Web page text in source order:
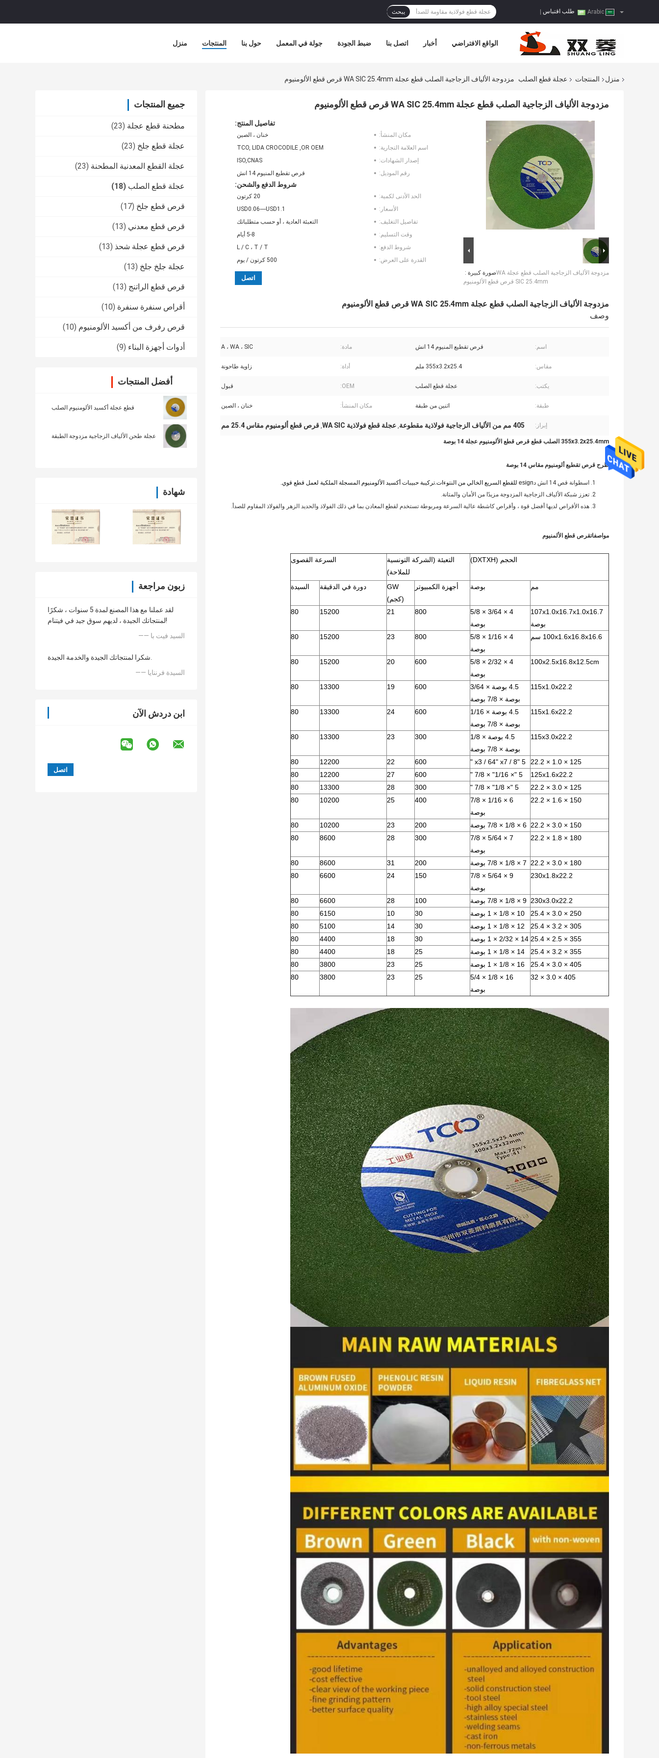
طلب اقتباس يبحث
منزل المنتجات حول بنا جولة في المعمل ضبط الجودة اتصل بنا أخبار الواقع الافتراضي
منزل المنتجات عجلة قطع الصلب مزدوجة الألياف الزجاجية الصلب قطع عجلة WA SIC 25.4mm قرص قطع الألومنيوم
جميع المنتجات
مطحنة قطع عجلة (23)
عجلة قطع جلخ (23)
عجلة القطع المعدنية المطحنة (23)
عجلة قطع الصلب (18)
قرص قطع جلخ (17)
قرص قطع معدني (13)
قرص قطع عجلة شحذ (13)
عجلة جلخ جلخ (13)
قرص قطع الراتنج (13)
أقراص سنفرة سنفرة (10)
قرص رفرف من أكسيد الألومنيوم (10)
أدوات أجهزة البناء (9)
أفضل المنتجات
قطع عجلة أكسيد الألومنيوم الصلب
عجلة طحن الألياف الزجاجية مزدوجة الطبقة
شهادة
زبون مراجعة
لقد عملنا مع هذا المصنع لمدة 5 سنوات ، شكرًا
لمنتجاتك الجيدة ، لديهم سوق جيد في فيتنام!
—— السيد فيت با
شكرا لمنتجاتك الجيدة والخدمة الجيدة.
—— السيدة فرننايا
ابن دردش الآن
مزدوجة الألياف الزجاجية الصلب قطع عجلة WA SIC 25.4mm قرص قطع الألومنيوم
صورة كبيرة :مزدوجة الألياف الزجاجية الصلب قطع عجلة WA
SIC 25.4mm قرص قطع الألومنيوم
تفاصيل المنتج:
مكان المنشأ:
خنان ، الصين
اسم العلامة التجارية:
TCO, LIDA CROCODILE ,OR OEM
إصدار الشهادات:
ISO,CNAS
رقم الموديل:
قرص تقطيع المنيوم 14 انش
شروط الدفع والشحن:
الحد الأدنى لكمية:
20 كرتون
الأسعار:
USD0.06----USD1.1
تفاصيل التغليف:
التعبئة العادية ، أو حسب متطلباتك
وقت التسليم:
5-8 أيام
شروط الدفع:
L / C ، T / T
القدرة على العرض:
500 كرتون / يوم
اتصل
مزدوجة الألياف الزجاجية الصلب قطع عجلة WA SIC 25.4mm قرص قطع الألومنيوم
وصف
اسم: قرص تقطيع المنيوم 14 انش مادة: A ، WA ، SIC
مقاس: 355x3.2x25.4 ملم أداة: زاوية طاحونة
يكتب: عجلة قطع الصلب OEM: قبول
طبقة: اثنين من طبقة مكان المنشأ: خنان ، الصين
إبراز: 405 مم من الألياف الزجاجية فولاذية مقطوعة , عجلة قطع فولاذية WA SIC , قرص قطع ألومنيوم مقاس 25.4 مم
355x3.2x25.4mm الصلب قطع قرص قطع الألومنيوم عجلة 14 بوصة
طرح قرص تقطيع ألومنيوم مقاس 14 بوصة
اسطوانة قص 14 انش د
esign للقطع السريع الخالي من النتوءات.تركيبة حبيبات أكسيد الألومنيوم المسجلة الملكية لعمل قطع قوي.
تعزز شبكة الألياف الزجاجية المزدوجة مزيدًا من الأمان والمتانة.
هذه الأقراص لديها أفضل قوة ، وأقراص كاشطة عالية السرعة ومربوطة تستخدم لقطع المعادن بما في ذلك الفولاذ والحديد الزهر والفولاذ المقاوم للصدأ.
مواصفاتقرص قطع الألمنيوم
الحجم (DXTXH)
التعبئة (الشركة التونسية
للملاحة)
السرعة القصوى
مم بوصة أجهزة الكمبيوتر
GW
(كجم)
دورة في الدقيقة السيدة
107x1.0x16.7x1.0x16.7
بوصة
4 × 3/64 × 5/8
بوصة
800
21
15200
80
100x1.6x16.8x16.6 سم
4 × 1/16 × 5/8
بوصة
800
23
15200
80
100x2.5x16.8x12.5cm
4 × 2/32 × 5/8
بوصة
600
20
15200
80
115x1.0x22.2
4.5 بوصة × 3/64
بوصة × 7/8 بوصة
600
19
13300
80
115x1.6x22.2
4.5 بوصة × 1/16
بوصة × 7/8 بوصة
600
24
13300
80
115x3.0x22.2
4.5 بوصة × 1/8
بوصة × 7/8 بوصة
300
23
13300
80
125 × 1.0 × 22.2
5 "x3 / 64" x7 / 8 "
600
22
12200
80
125x1.6x22.2
5 "× 1/16" × 7/8 "
600
27
12200
80
125 × 3.0 × 22.2
5 "× 1/8" × 7/8 "
300
28
13300
80
150 × 1.6 × 22.2
6 × 1/16 × 7/8
بوصة
400
25
10200
80
150 × 3.0 × 22.2 6 × 1/8 × 7/8 بوصة 200
23
10200
80
180 × 1.8 × 22.2
7 × 5/64 × 7/8
بوصة
300
28
8600
80
180 × 3.0 × 22.2 7 × 1/8 × 7/8 بوصة 200
31
8600
80
230x1.8x22.2
9 × 5/64 × 7/8
بوصة
150
24
6600
80
230x3.0x22.2 9 × 1/8 × 7/8 بوصة 100
28
6600
80
250 × 3.0 × 25.4
10 × 1/8 × 1 بوصة 30
10
6150
80
305 × 3.2 × 25.4
12 × 1/8 × 1 بوصة 30
14
5100
80
355 × 2.5 × 25.4
14 × 2/32 × 1 بوصة 30
18
4400
80
355 × 3.2 × 25.4
14 × 1/8 × 1 بوصة 25
18
4400
80
405 × 3.0 × 25.4
16 × 1/8 × 1 بوصة 25
23
3800
80
405 × 3.0 × 32
16 × 1/8 × 5/4
بوصة
25
23
3800
80